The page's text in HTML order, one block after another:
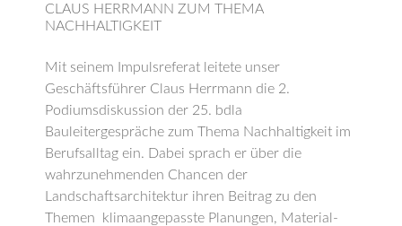
CLAUS HERRMANN ZUM THEMA
NACHHALTIGKEIT
Mit seinem Impulsreferat leitete unser
Geschäftsführer Claus Herrmann die 2.
Podiumsdiskussion der 25. bdla
Bauleitergespräche zum Thema Nachhaltigkeit im
Berufsalltag ein. Dabei sprach er über die
wahrzunehmenden Chancen der
Landschaftsarchitektur ihren Beitrag zu den
Themen klimaangepasste Planungen, Material-